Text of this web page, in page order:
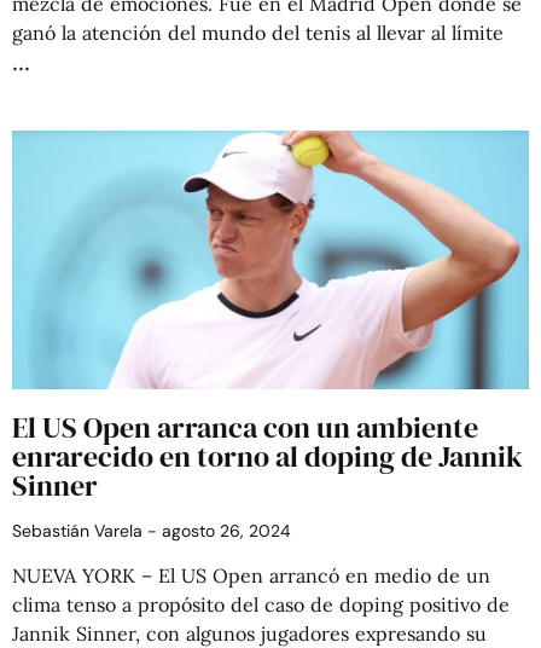
ganó la atención del mundo del tenis al llevar al límite
El US Open arranca con un ambiente
enrarecido en torno al doping de Jannik
Sinner
Sebastián Varela agosto 26, 2024
NUEVA YORK – El US Open arrancó en medio de un
clima tenso a propósito del caso de doping positivo de
Jannik Sinner, con algunos jugadores expresando su